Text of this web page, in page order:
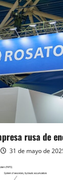
rusa de
31 de mayo de